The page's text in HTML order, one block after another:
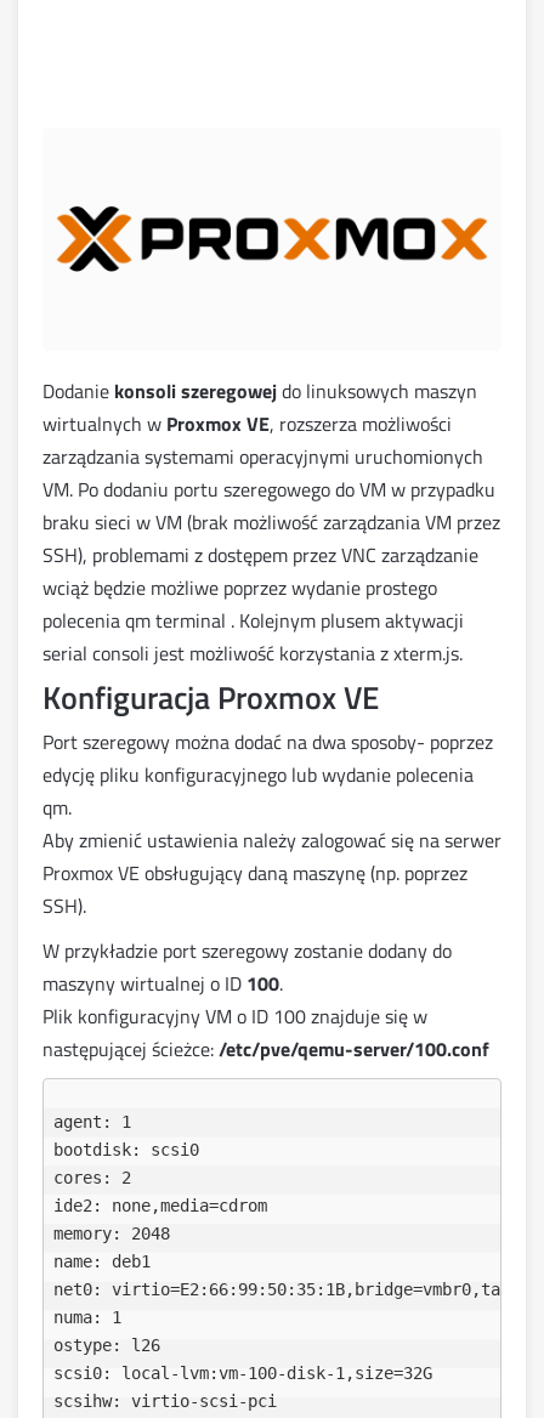
Dodanie konsoli szeregowejdo linuksowych maszyn
wirtualnych w Proxmox VE, rozszerza możliwości
zarządzania systemami operacyjnymi uruchomionych
VM. Po dodaniu portu szeregowego do VM w przypadku
braku sieci w VM (brak możliwość zarządzania VM przez
SSH), problemami z dostępem przez VNC zarządzanie
wciąż będzie możliwe poprzez wydanie prostego
polecenia qm terminal . Kolejnym plusem aktywacji
serial consoli jest możliwość korzystania z xterm.js.
Konfiguracja Proxmox VE
Port szeregowy można dodać na dwa sposoby- poprzez
edycję pliku konfiguracyjnego lub wydanie polecenia
qm.
Aby zmienić ustawienia należy zalogować się na serwer
Proxmox VE obsługujący daną maszynę (np. poprzez
SSH).
W przykładzie port szeregowy zostanie dodany do
maszyny wirtualnej o ID 100.
Plik konfiguracyjny VM o ID 100 znajduje się w
następującej ścieżce:/etc/pve/qemu-server/100.conf
agent: 1
bootdisk: scsi0
cores: 2
ide2: none,media=cdrom
memory: 2048
name: deb1
net0: virtio=E2:66:99:50:35:1B,bridge=vmbr0,tag=2
numa: 1
ostype: l26
scsi0: local-lvm:vm-100-disk-1,size=32G
scsihw: virtio-scsi-pci